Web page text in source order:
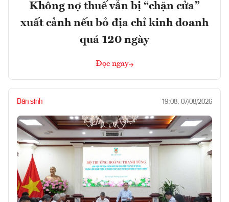
Không nợ thuế vẫn bị “chặn cửa”
xuất cảnh nếu bỏ địa chỉ kinh doanh
quá 120 ngày
Đọc ngay
Dân sinh 19:08, 07/08/2026